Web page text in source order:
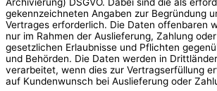
Archivierung) DSGVO. Dabei sind die als
gekennzeichneten Angaben zur Begründung
Vertrages erforderlich. Die Daten offenbaren
nur im Rahmen der Auslieferung, Zahlung
gesetzlichen Erlaubnisse und Pflichten
und Behörden. Die Daten werden in
verarbeitet, wenn dies zur Vertragserfüllung
auf Kundenwunsch bei Auslieferung oder